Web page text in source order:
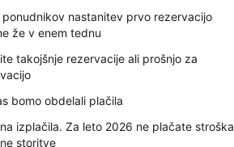
ponudnikov nastanitev prvo rezervacijo
že v enem tednu
takojšnje rezervacije ali prošnjo za
bomo obdelali plačila
izplačila. Za leto 2026 ne plačate stroška
storitve